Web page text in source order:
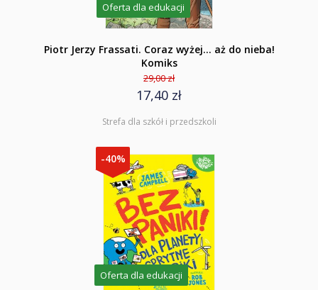
Oferta dla edukacji
Piotr Jerzy Frassati. Coraz wyżej... aż do nieba!
Komiks
29,00 zł
17,40 zł
Strefa dla szkół i przedszkoli
-40%
Oferta dla edukacji